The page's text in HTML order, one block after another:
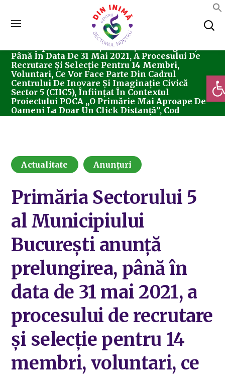
Actualitate
Primăria Sectorului 5 Al
Municipiului Bucureşti Anunţă Prelungirea,
Până În Data De 31 Mai 2021, A Procesului De
Recrutare Şi Selecţie Pentru 14 Membri,
Voluntari, Ce Vor Face Parte Din Cadrul
Centrului De Inovare Şi Imaginaţie Civică
Sector 5 (CIIC5), Înfiinţat În Contextul
Proiectului POCA „O Primărie Mai Aproape De
Oameni La Doar Un Click Distanţă”, Cod
Actualitate Anunțuri
Primăria Sectorului 5
al Municipiului
Bucureşti anunţă
prelungirea, până în
data de 31 mai 2021, a
procesului de recrutare
şi selecţie pentru 14
membri, voluntari, ce